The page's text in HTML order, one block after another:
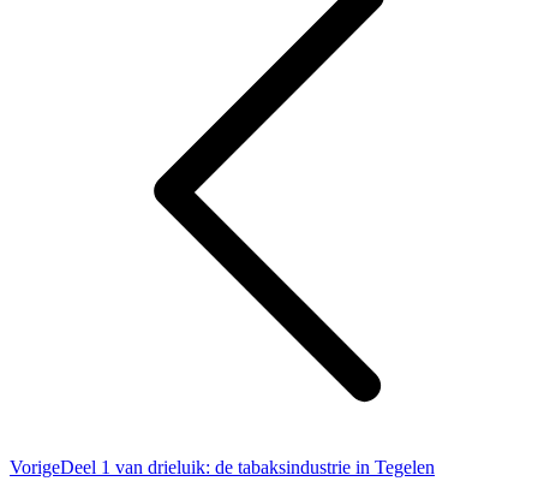
VorigeVorig
Deel 1 van drieluik: de tabaksindustrie in Tegelen